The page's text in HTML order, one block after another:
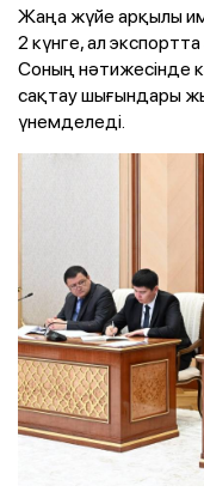
Жаңа жүйе арқылы
2 күнге, ал
Соның нәтижесінде
сақтау шығындары
үнемделеді.